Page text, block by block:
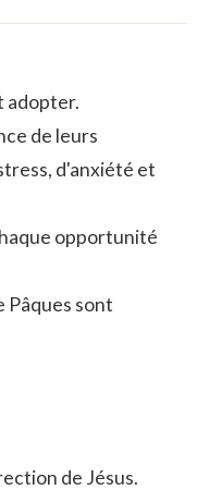
adopter.
de leurs
d'anxiété et
opportunité
Pâques sont
de Jésus.